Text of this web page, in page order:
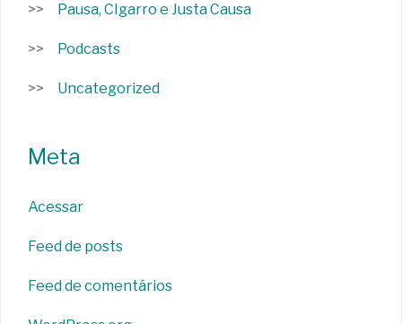
Pausa, CIgarro e Justa Causa
Podcasts
Uncategorized
Meta
Acessar
Feed de posts
Feed de comentários